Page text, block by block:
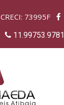
73995F
11.99753.9781